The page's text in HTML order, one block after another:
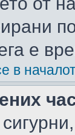
е
в